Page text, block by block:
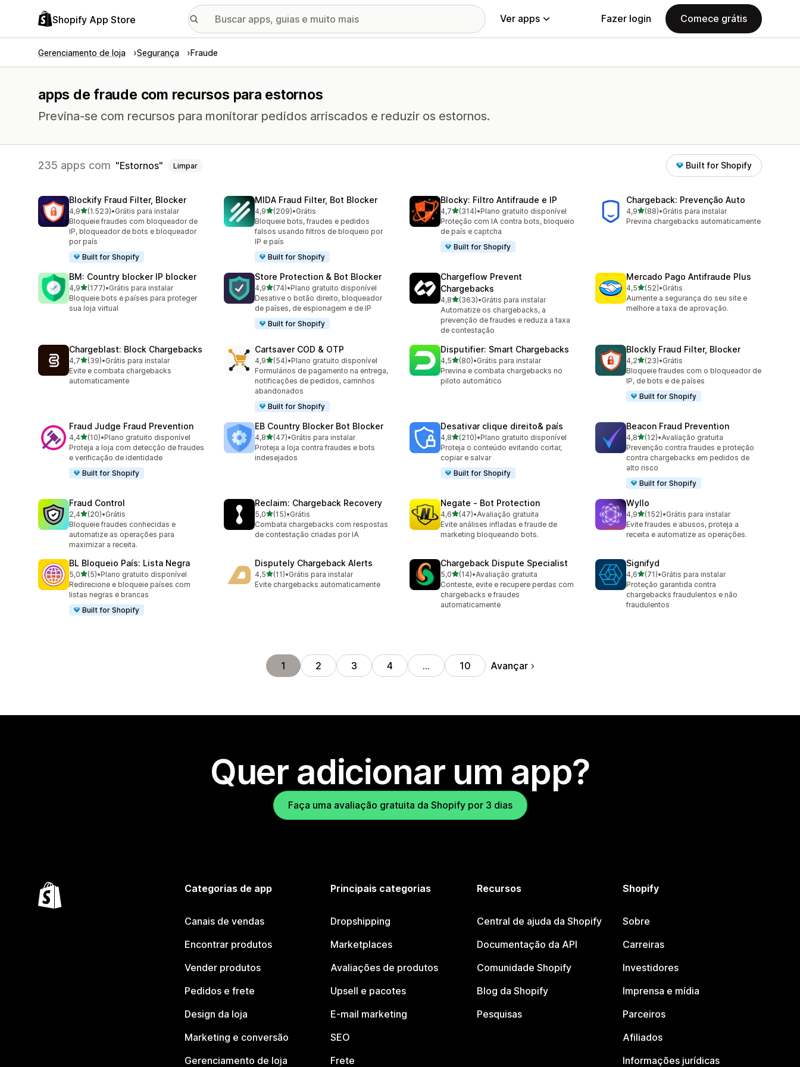
Shopify App Store Ver apps Fazer login Comece grátis
Gerenciamento de loja Segurança Fraude
apps de fraude com recursos para estornos
Previna-se com recursos para monitorar pedidos arriscados e reduzir os estornos.
235 apps com Estornos Limpar Built for Shopify
Blockify Fraud Filter, Blocker
4,9de 5 estrelas
(1.523)
1523 avaliações ao todo
•Grátis para instalar
Bloqueie fraudes com bloqueador de
IP, bloqueador de bots e bloqueador
por país
Built for Shopify
MIDA Fraud Filter, Bot Blocker
4,9de 5 estrelas
(209)
209 avaliações ao todo
•Grátis
Bloqueie bots, fraudes e pedidos
falsos usando filtros de bloqueio por
IP e país
Built for Shopify
Blocky: Filtro Antifraude e IP
4,7de 5 estrelas
(314)
314 avaliações ao todo
•Plano gratuito disponível
Proteção com IA contra bots, bloqueio
de país e captcha
Built for Shopify
Chargeback: Prevenção Auto
4,9de 5 estrelas
(88)
88 avaliações ao todo
•Grátis para instalar
Previna chargebacks automaticamente
BM: Country blocker IP blocker
4,9de 5 estrelas
(177)
177 avaliações ao todo
•Grátis para instalar
Bloqueie bots e países para proteger
sua loja virtual
Store Protection & Bot Blocker
4,9de 5 estrelas
(74)
74 avaliações ao todo
•Plano gratuito disponível
Desative o botão direito, bloqueador
de países, de espionagem e de IP
Built for Shopify
Chargeflow Prevent
Chargebacks
4,8de 5 estrelas
(363)
363 avaliações ao todo
•Grátis para instalar
Automatize os chargebacks, a
prevenção de fraudes e reduza a taxa
de contestação
Mercado Pago Antifraude Plus
4,5de 5 estrelas
(52)
52 avaliações ao todo
•Grátis
Aumente a segurança do seu site e
melhore a taxa de aprovação.
Chargeblast: Block Chargebacks
4,7de 5 estrelas
(39)
39 avaliações ao todo
•Grátis para instalar
Evite e combata chargebacks
automaticamente
Cartsaver COD & OTP
4,9de 5 estrelas
(54)
54 avaliações ao todo
•Plano gratuito disponível
Formulários de pagamento na entrega,
notificações de pedidos, carrinhos
abandonados
Built for Shopify
Disputifier: Smart Chargebacks
4,5de 5 estrelas
(80)
80 avaliações ao todo
•Grátis para instalar
Previna e combata chargebacks no
piloto automático
Blockly Fraud Filter, Blocker
4,2de 5 estrelas
(23)
23 avaliações ao todo
•Grátis
Bloqueie fraudes com o bloqueador de
IP, de bots e de países
Built for Shopify
Fraud Judge Fraud Prevention
4,4de 5 estrelas
(10)
10 avaliações ao todo
•Plano gratuito disponível
Proteja a loja com detecção de fraudes
e verificação de identidade
Built for Shopify
EB Country Blocker Bot Blocker
4,8de 5 estrelas
(47)
47 avaliações ao todo
•Grátis para instalar
Proteja a loja contra fraudes e bots
indesejados
Desativar clique direito& país
4,8de 5 estrelas
(210)
210 avaliações ao todo
•Plano gratuito disponível
Proteja o conteúdo evitando cortar,
copiar e salvar
Built for Shopify
Beacon Fraud Prevention
4,8de 5 estrelas
(12)
12 avaliações ao todo
•Avaliação gratuita
Prevenção contra fraudes e proteção
contra chargebacks em pedidos de
alto risco
Built for Shopify
Fraud Control
2,4de 5 estrelas
(20)
20 avaliações ao todo
•Grátis
Bloqueie fraudes conhecidas e
automatize as operações para
maximizar a receita.
Reclaim: Chargeback Recovery
5,0de 5 estrelas
(15)
15 avaliações ao todo
•Grátis
Combata chargebacks com respostas
de contestação criadas por IA
Negate ‑ Bot Protection
4,6de 5 estrelas
(47)
47 avaliações ao todo
•Avaliação gratuita
Evite análises infladas e fraude de
marketing bloqueando bots.
Wyllo
4,9de 5 estrelas
(152)
152 avaliações ao todo
•Grátis para instalar
Evite fraudes e abusos, proteja a
receita e automatize as operações.
BL Bloqueio País: Lista Negra
5,0de 5 estrelas
(5)
5 avaliações ao todo
•Plano gratuito disponível
Redirecione e bloqueie países com
listas negras e brancas
Built for Shopify
Disputely Chargeback Alerts
4,5de 5 estrelas
(11)
11 avaliações ao todo
•Grátis para instalar
Evite chargebacks automaticamente
Chargeback Dispute Specialist
5,0de 5 estrelas
(14)
14 avaliações ao todo
•Avaliação gratuita
Conteste, evite e recupere perdas com
chargebacks e fraudes
automaticamente
Signifyd
4,6de 5 estrelas
(71)
71 avaliações ao todo
•Grátis para instalar
Proteção garantida contra
chargebacks fraudulentos e não
fraudulentos
1 2 3 4 … 10 Avançar
Quer adicionar um app?
Faça uma avaliação gratuita da Shopify por 3 dias
Categorias de app
Canais de vendas
Encontrar produtos
Vender produtos
Pedidos e frete
Design da loja
Marketing e conversão
Gerenciamento de loja
Principais categorias
Dropshipping
Marketplaces
Avaliações de produtos
Upsell e pacotes
E-mail marketing
SEO
Frete
Recursos
Central de ajuda da Shopify
Documentação da API
Comunidade Shopify
Blog da Shopify
Pesquisas
Shopify
Sobre
Carreiras
Investidores
Imprensa e mídia
Parceiros
Afiliados
Informações jurídicas